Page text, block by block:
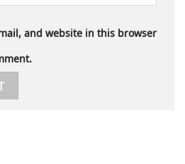
and website in this browser